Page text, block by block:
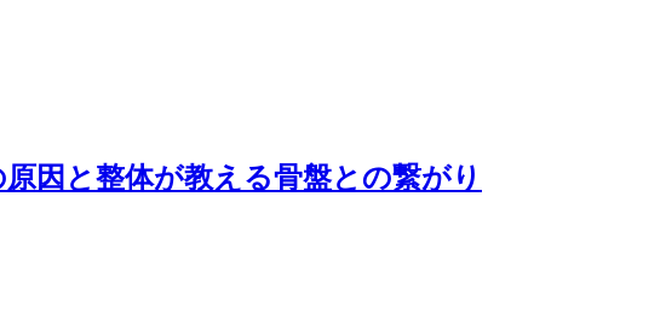
因と整体が教える骨盤との繋がり